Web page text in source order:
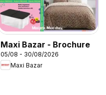
Maxi Bazar - Brochure
05/08 - 30/08/2026
Maxi Bazar